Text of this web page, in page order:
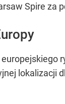
Spire za
lokalizacji